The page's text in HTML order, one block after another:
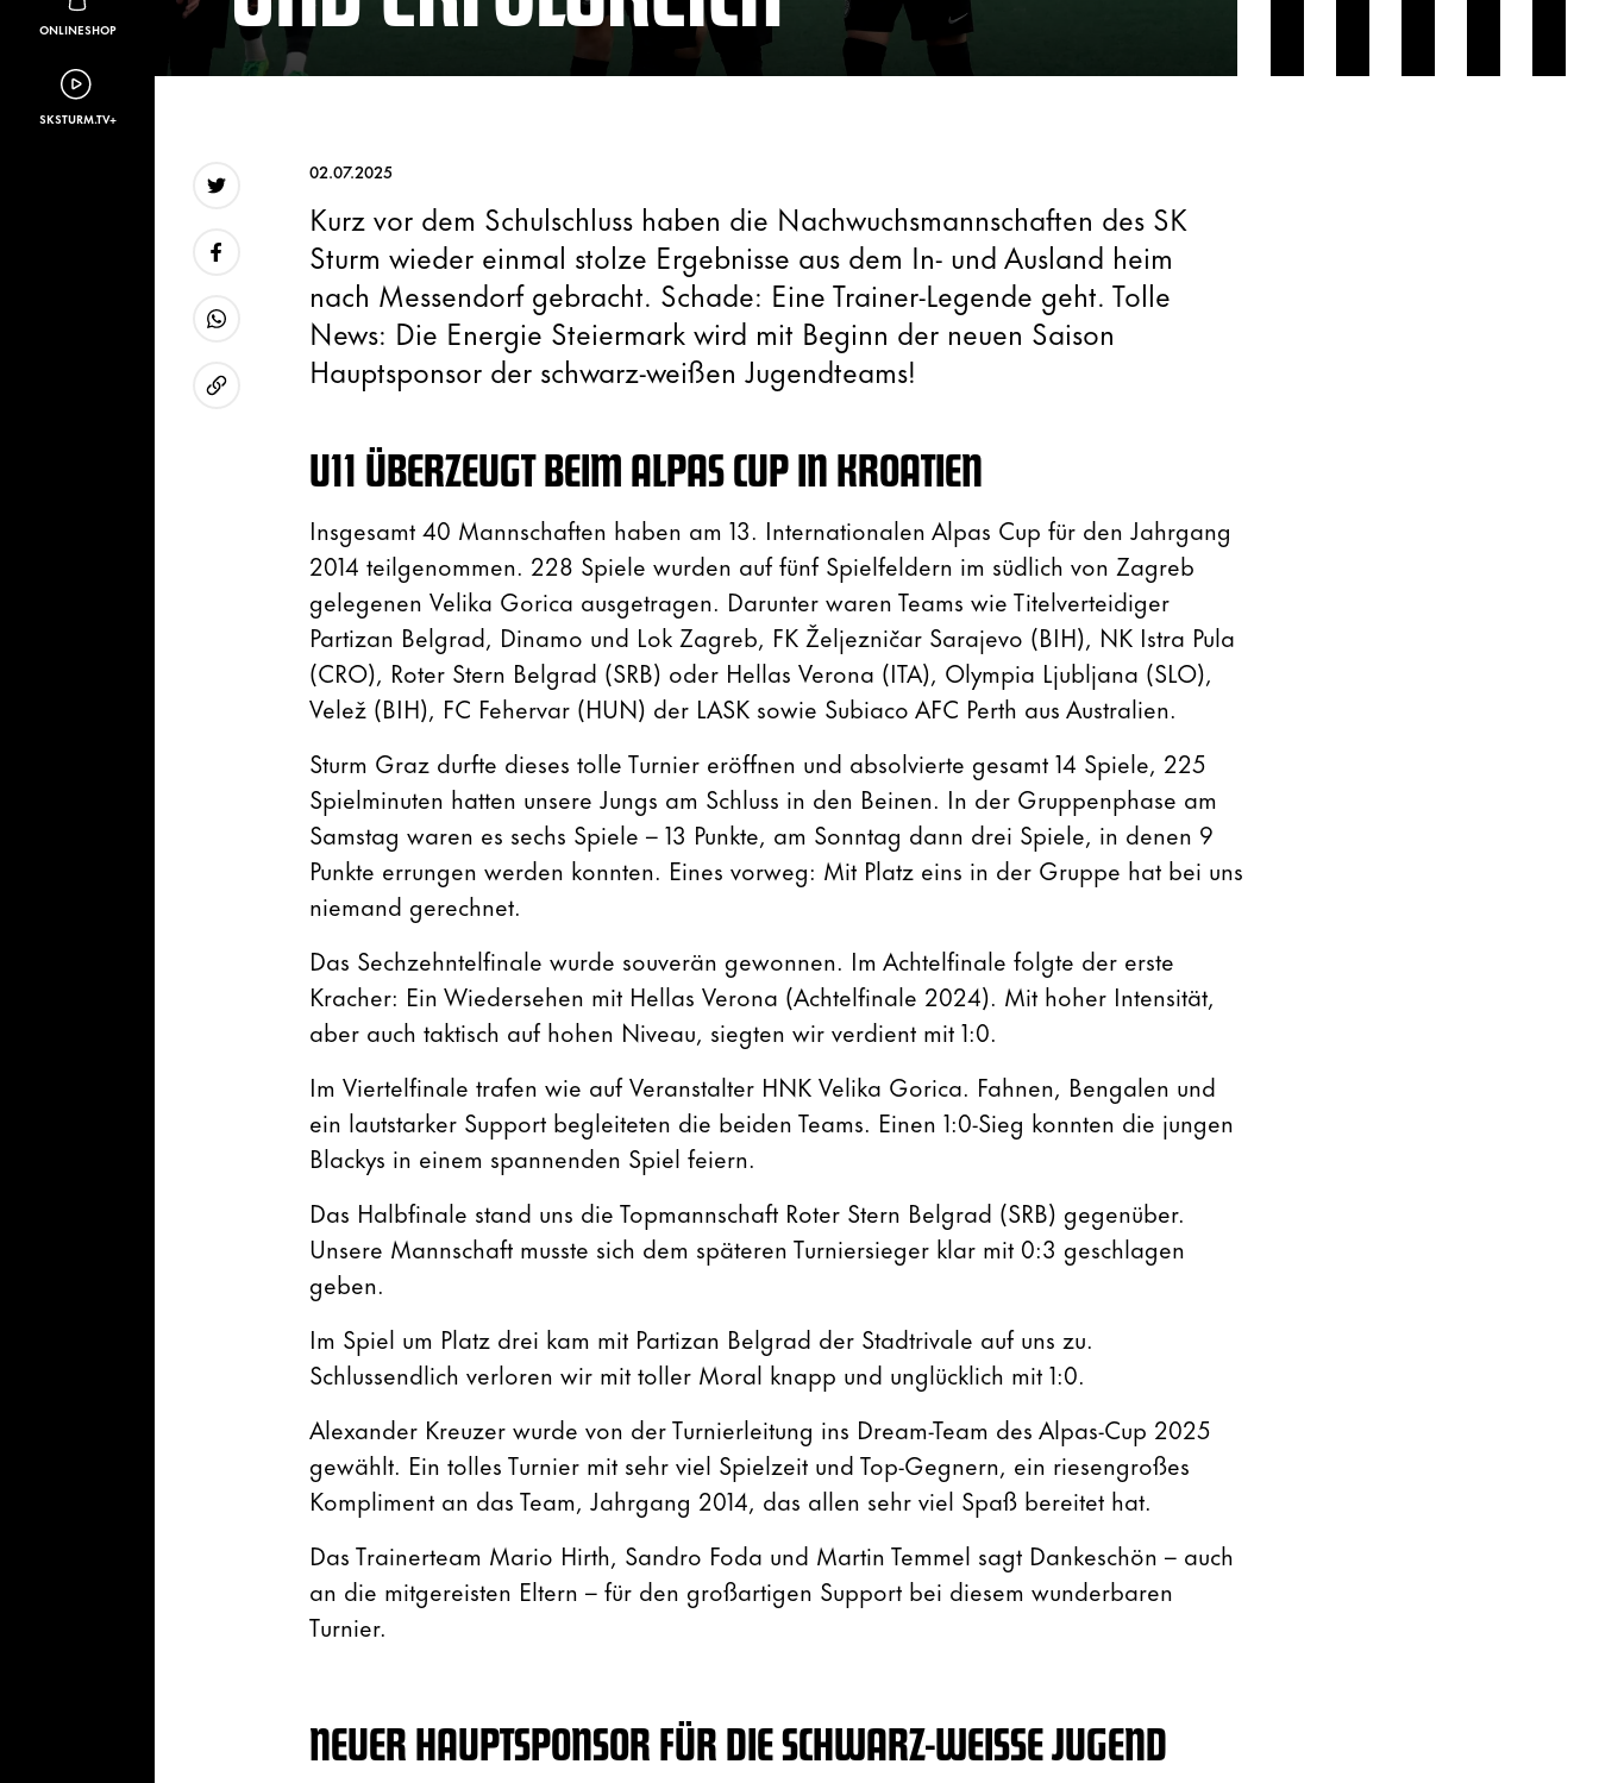
ONLINESHOP
SKSTURM.TV+
02.07.2025
Kurz vor dem Schulschluss haben die Nachwuchsmannschaften des SK
Sturm wieder einmal stolze Ergebnisse aus dem In- und Ausland heim
nach Messendorf gebracht. Schade: Eine Trainer-Legende geht. Tolle
News: Die Energie Steiermark wird mit Beginn der neuen Saison
Hauptsponsor der schwarz-weißen Jugendteams!
U11 ÜBERZEUGT BEIM ALPAS CUP IN KROATIEN
Insgesamt 40 Mannschaften haben am 13. Internationalen Alpas Cup für den Jahrgang
2014 teilgenommen. 228 Spiele wurden auf fünf Spielfeldern im südlich von Zagreb
gelegenen Velika Gorica ausgetragen. Darunter waren Teams wie Titelverteidiger
Partizan Belgrad, Dinamo und Lok Zagreb, FK Željezničar Sarajevo (BIH), NK Istra Pula
(CRO), Roter Stern Belgrad (SRB) oder Hellas Verona (ITA), Olympia Ljubljana (SLO),
Velež (BIH), FC Fehervar (HUN) der LASK sowie Subiaco AFC Perth aus Australien.
Sturm Graz durfte dieses tolle Turnier eröffnen und absolvierte gesamt 14 Spiele, 225
Spielminuten hatten unsere Jungs am Schluss in den Beinen. In der Gruppenphase am
Samstag waren es sechs Spiele – 13 Punkte, am Sonntag dann drei Spiele, in denen 9
Punkte errungen werden konnten. Eines vorweg: Mit Platz eins in der Gruppe hat bei uns
niemand gerechnet.
Das Sechzehntelfinale wurde souverän gewonnen. Im Achtelfinale folgte der erste
Kracher: Ein Wiedersehen mit Hellas Verona (Achtelfinale 2024). Mit hoher Intensität,
aber auch taktisch auf hohen Niveau, siegten wir verdient mit 1:0.
Im Viertelfinale trafen wie auf Veranstalter HNK Velika Gorica. Fahnen, Bengalen und
ein lautstarker Support begleiteten die beiden Teams. Einen 1:0-Sieg konnten die jungen
Blackys in einem spannenden Spiel feiern.
Das Halbfinale stand uns die Topmannschaft Roter Stern Belgrad (SRB) gegenüber.
Unsere Mannschaft musste sich dem späteren Turniersieger klar mit 0:3 geschlagen
geben.
Im Spiel um Platz drei kam mit Partizan Belgrad der Stadtrivale auf uns zu.
Schlussendlich verloren wir mit toller Moral knapp und unglücklich mit 1:0.
Alexander Kreuzer wurde von der Turnierleitung ins Dream-Team des Alpas-Cup 2025
gewählt. Ein tolles Turnier mit sehr viel Spielzeit und Top-Gegnern, ein riesengroßes
Kompliment an das Team, Jahrgang 2014, das allen sehr viel Spaß bereitet hat.
Das Trainerteam Mario Hirth, Sandro Foda und Martin Temmel sagt Dankeschön – auch
an die mitgereisten Eltern – für den großartigen Support bei diesem wunderbaren
Turnier.
NEUER HAUPTSPONSOR FÜR DIE SCHWARZ-WEISSE JUGEND